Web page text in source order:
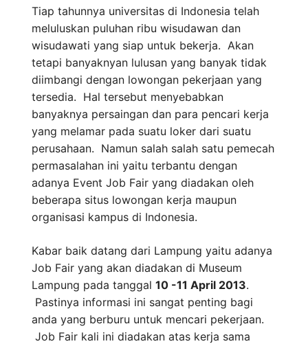
Tiap tahunnya universitas di Indonesia telah
meluluskan puluhan ribu wisudawan dan
wisudawati yang siap untuk bekerja. Akan
tetapi banyaknyan lulusan yang banyak tidak
diimbangi dengan lowongan pekerjaan yang
tersedia. Hal tersebut menyebabkan
banyaknya persaingan dan para pencari kerja
yang melamar pada suatu loker dari suatu
perusahaan. Namun salah salah satu pemecah
permasalahan ini yaitu terbantu dengan
adanya Event Job Fair yang diadakan oleh
beberapa situs lowongan kerja maupun
organisasi kampus di Indonesia.
Kabar baik datang dari Lampung yaitu adanya
Job Fair yang akan diadakan di Museum
Lampung pada tanggal 10 -11 April 2013.
Pastinya informasi ini sangat penting bagi
anda yang berburu untuk mencari pekerjaan.
Job Fair kali ini diadakan atas kerja sama